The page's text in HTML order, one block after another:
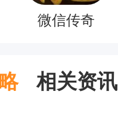
微信传奇
相关资讯